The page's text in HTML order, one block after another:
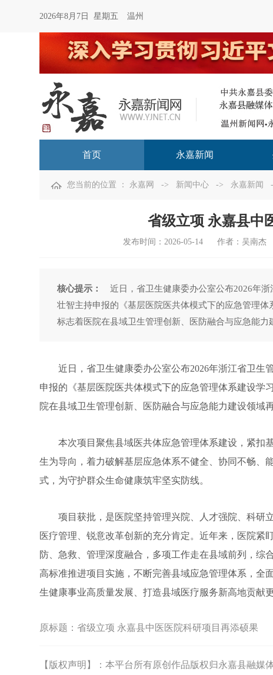
2026年8月7日 星期五 温州
首页 永嘉新闻
您当前的位置 ： 永嘉网 -> 新闻中心 -> 永嘉新闻
省级立项 永嘉县中
发布时间： 2026-05-14 作者：吴南杰
核心提示：
近日，省卫生健康委办公室公布2026年
壮智主持申报的《基层医院医共体模式下的应急管理体
标志着医院在县域卫生管理创新、医防融合与应急能力
近日，省卫生健康委办公室公布2026年浙江省卫生
申报的《基层医院医共体模式下的应急管理体系建设学
院在县域卫生管理创新、医防融合与应急能力建设领域
本次项目聚焦县域医共体应急管理体系建设，紧扣
生为导向，着力破解基层应急体系不健全、协同不畅、
式，为守护群众生命健康筑牢坚实防线。
项目获批，是医院坚持管理兴院、人才强院、科研
医疗管理、锐意改革创新的充分肯定。近年来，医院紧
防、急救、管理深度融合，多项工作走在县域前列，综
高标准推进项目实施，不断完善县域应急管理体系，全
生健康事业高质量发展、打造县域医疗服务新高地贡献更
原标题： 省级立项 永嘉县中医医院科研项目再添硕果
【版权声明】：本平台所有原创作品版权归永嘉县融媒